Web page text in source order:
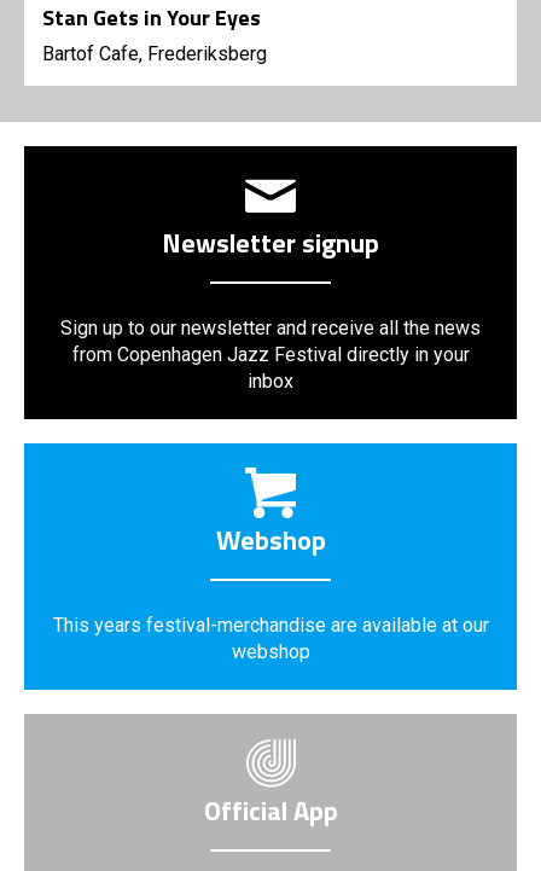
Stan Gets in Your Eyes
Bartof Cafe, Frederiksberg
Newsletter signup
Sign up to our newsletter and receive all the news
from Copenhagen Jazz Festival directly in your
inbox
Webshop
This years festival-merchandise are available at our
webshop
Official App